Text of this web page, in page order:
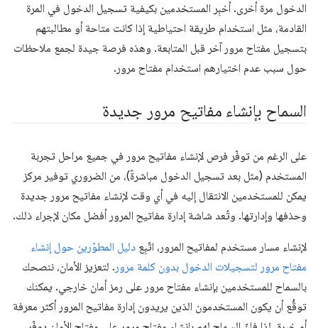
الدخول مرة أخرى. أخبِر المستخدمين بكيفية تسجيل الدخول في المرة
القادمة، مثل استخدام طريقة احتياطية إذا كانت متاحة أو مطالبتهم
بتسجيل مفتاح مرور آخر قبل المتابعة. وهذه فرصة جيدة لجمع ملاحظات
حول سبب عدم اختيارهم استخدام مفتاح مرور.
السماح بإنشاء مفاتيح مرور جديدة
على الرغم من توفّر فرص لإنشاء مفاتيح مرور في جميع مراحل تجربة
المستخدم (مثل بعد تسجيل الدخول مباشرةً)، من الضروري توفير مركز
يمكن للمستخدمين الانتقال إليه في أي وقت لإنشاء مفاتيح مرور جديدة
وحذفها وإدارتها. وتُعد شاشة إدارة مفاتيح المرور أفضل مكان لإجراء ذلك.
لإنشاء مسار مستخدم لمفاتيح المرور، اتّبِع دليل المطوّرين حول إنشاء
مفتاح مرور لتسجيلات الدخول بدون كلمة مرور . لتعزيز الأمان، ننصحك
بالسماح للمستخدمين بإنشاء مفتاح مرور على رمز أمان خارجي. يمكنك
توقُّع أن يكون المستخدمون الذين يريدون إدارة مفاتيح المرور أكثر معرفة